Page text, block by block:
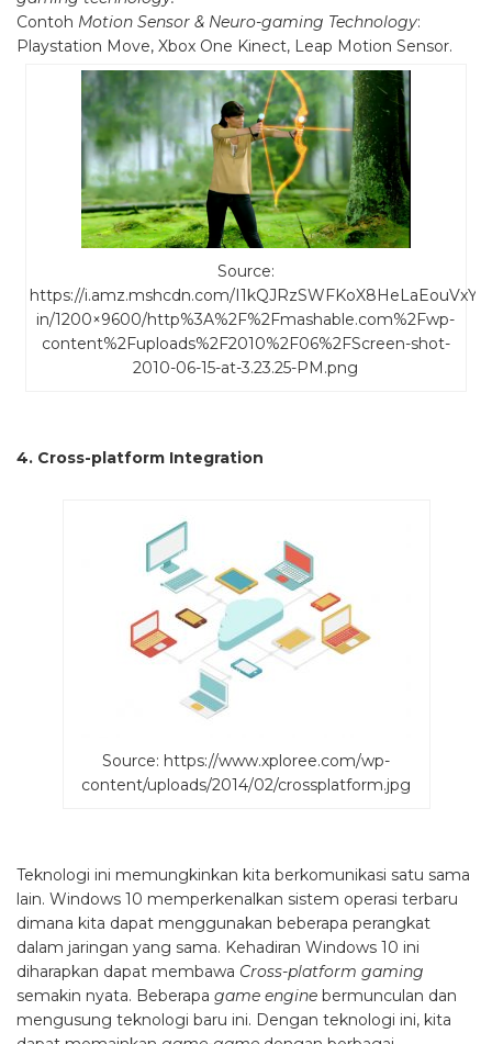
Contoh Motion Sensor & Neuro-gaming Technology:
Playstation Move, Xbox One Kinect, Leap Motion Sensor.
Source:
https://i.amz.mshcdn.com/
in/1200×9600/http%3A%2F%2Fmashable.com%2Fwp-
content%2Fuploads%2F2010%2F06%2FScreen-shot-
2010-06-15-at-3.23.25-PM.png
4. Cross-platform Integration
Source: https://www.xploree.com/wp-
content/uploads/2014/02/crossplatform.jpg
Teknologi ini memungkinkan kita berkomunikasi satu sama
lain. Windows 10 memperkenalkan sistem operasi terbaru
dimana kita dapat menggunakan beberapa perangkat
dalam jaringan yang sama. Kehadiran Windows 10 ini
diharapkan dapat membawa Cross-platform gaming
semakin nyata. Beberapa game engine bermunculan dan
mengusung teknologi baru ini. Dengan teknologi ini, kita